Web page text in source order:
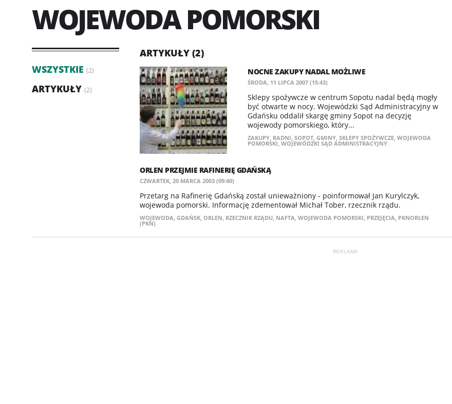
WOJEWODA POMORSKI
WSZYSTKIE (2)
ARTYKUŁY (2)
ARTYKUŁY (2)
NOCNE ZAKUPY NADAL MOŻLIWE
ŚRODA, 11 LIPCA 2007 (15:43)
Sklepy spożywcze w centrum Sopotu nadal będą mogły
być otwarte w nocy. Wojewódzki Sąd Administracyjny w
Gdańsku oddalił skargę gminy Sopot na decyzję
wojewody pomorskiego, który...
ZAKUPY, RADNI, SOPOT, GMINY, SKLEPY SPOŻYWCZE, WOJEWODA
POMORSKI, WOJEWÓDZKI SĄD ADMINISTRACYJNY
ORLEN PRZEJMIE RAFINERIĘ GDAŃSKĄ
CZWARTEK, 20 MARCA 2003 (09:40)
Przetarg na Rafinerię Gdańską został unieważniony - poinformował Jan Kurylczyk,
wojewoda pomorski. Informację zdementował Michał Tober, rzecznik rządu.
WOJEWODA, GDAŃSK, ORLEN, RZECZNIK RZĄDU, NAFTA, WOJEWODA POMORSKI, PRZEJĘCIA, PKNORLEN
(PKN)
REKLAMA